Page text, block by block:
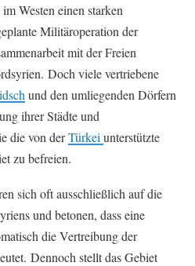
im Westen einen starken
Militäroperation der
mit der Freien
Doch viele vertriebene
und den umliegenden Dörfern
ihrer Städte und
die von derTürkei unterstützte
zu befreien.
sich oft ausschließlich auf die
und betonen, dass eine
die Vertreibung der
Dennoch stellt das Gebiet